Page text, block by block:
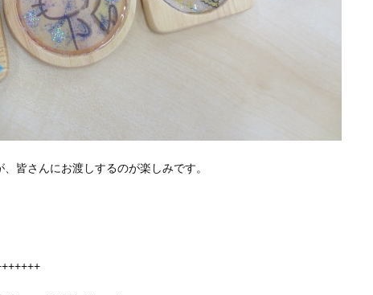
皆さんにお渡しするのが楽しみです。